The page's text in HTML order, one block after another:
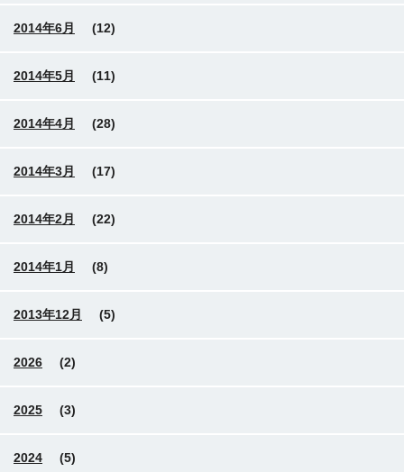
2014年6月 (12)
2014年5月 (11)
2014年4月 (28)
2014年3月 (17)
2014年2月 (22)
2014年1月 (8)
2013年12月 (5)
2026 (2)
2025 (3)
2024 (5)